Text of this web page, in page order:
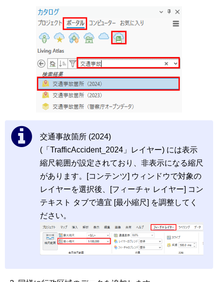
交通事故箇所 (2024)
(「TrafficAccident_2024」レイヤー) には表示
縮尺範囲が設定されており、非表示になる縮尺
があります。[コンテンツ] ウィンドウで対象の
レイヤーを選択後、[フィーチャ レイヤー] コン
テキスト タブで適宜 [最小縮尺] を調整してく
ださい。